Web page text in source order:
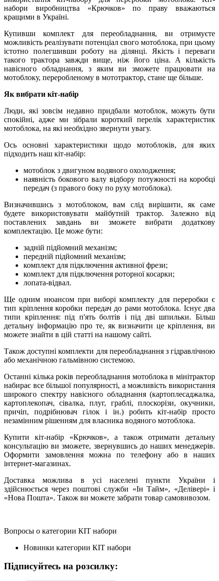
набори виробництва «Крючков» по праву вважаються
кращими в Україні.
Купивши комплект для переобладнання, ви отримуєте
можливість реалізувати потенціал свого мотоблока, при цьому
істотно полегшивши роботу на ділянці. Якість і переваги
такого трактора завжди вище, ніж його ціна. А кількість
навісного обладнання, з яким ви зможете працювати на
мотоблоку, переробленому в мототрактор, стане ще більше.
Як вибрати кіт-набір
Люди, які зовсім недавно придбали мотоблок, можуть бути
спокійні, адже ми зібрали короткий перелік характеристик
мотоблока, на які необхідно звернути увагу.
Ось основні характеристики щодо мотоблоків, для яких
підходить наш кіт-набір:
мотоблок з двигуном водяного охолодження;
наявність бокового валу відбору потужності на коробці
передач (з правого боку по руху мотоблока).
Визначившись з мотоблоком, вам слід вирішити, як саме
будете використовувати майбутній трактор. Залежно від
поставлених завдань ви зможете вибрати додаткову
комплектацію. Це може бути:
задній підйомний механізм;
передній підйомний механізм;
комплект для підключення активної фрези;
комплект для підключення роторної косарки;
лопата-відвал.
Ще одним нюансом при виборі комплекту для переробки є
тип кріплення коробки передач до рами мотоблока. Існує два
типи кріплення: під п'ять болтів і під дві шпильки. Більш
детальну інформацію про те, як визначити це кріплення, ви
можете знайти в цій статті на нашому сайті.
Також доступні комплекти для переобладнання з гідравлічною
або механічною гальмівною системою.
Останні кілька років переобладнання мотоблока в мінітрактор
набирає все більшої популярності, а можливість використання
широкого спектру навісного обладнання (картоплесаджалка,
картоплекопач, сівалка, плуг, граблі, плоскорізи, окучники,
причіп, подрібнювач гілок і ін.) робить кіт-набір просто
незамінним рішенням для власника водяного мотоблока.
Купити кіт-набір «Крючков», а також отримати детальну
консультацію ви зможете, звернувшись до наших менеджерів.
Оформити замовлення можна по телефону або в наших
інтернет-магазинах.
Доставка можлива в усі населені пункти України і
здійснюється через поштові служби «Ін Тайм», «Делівері» і
«Нова Пошта». Також ви можете забрати товар самовивозом.
Вопросы о категории КІТ набори
Новинки категории КІТ набори
Підписуйтесь на розсилку: